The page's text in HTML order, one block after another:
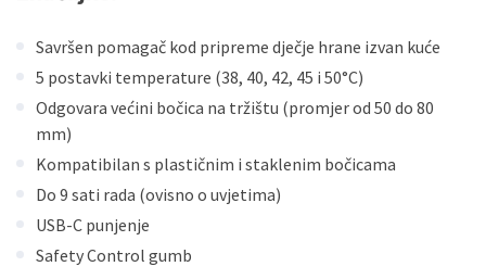
Savršen pomagač kod pripreme dječje hrane izvan kuće
5 postavki temperature (38, 40, 42, 45 i 50°C)
Odgovara većini bočica na tržištu (promjer od 50 do 80
mm)
Kompatibilan s plastičnim i staklenim bočicama
Do 9 sati rada (ovisno o uvjetima)
USB-C punjenje
Safety Control gumb